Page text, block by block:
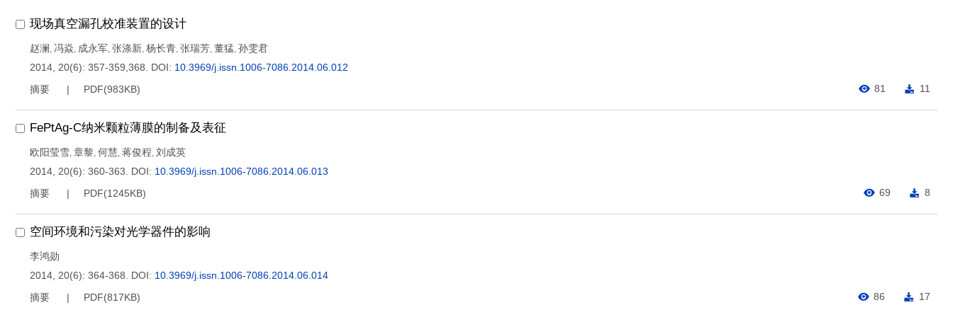
现场真空漏孔校准装置的设计
赵澜 , 冯焱, 成永军, 张涤新, 杨长青, 张瑞芳, 董猛, 孙雯君
2014, 20(6): 357-359,368.
DOI: 10.3969/j.issn.1006-7086.2014.06.012
摘要
PDF(983KB) 81 11
FePtAg-C纳米颗粒薄膜的制备及表征
欧阳莹雪, 章黎, 何慧, 蒋俊程, 刘成英
2014, 20(6): 360-363.
DOI: 10.3969/j.issn.1006-7086.2014.06.013
摘要
PDF(1245KB) 69 8
空间环境和污染对光学器件的影响
李鸿勋
2014, 20(6): 364-368.
DOI: 10.3969/j.issn.1006-7086.2014.06.014
摘要
PDF(817KB) 86 17